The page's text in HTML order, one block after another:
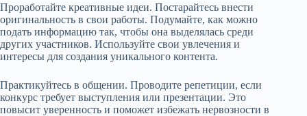
Проработайте креативные идеи. Постарайтесь внести
оригинальность в свои работы. Подумайте, как можно
подать информацию так, чтобы она выделялась среди
других участников. Используйте свои увлечения и
интересы для создания уникального контента.
Практикуйтесь в общении. Проводите репетиции, если
конкурс требует выступления или презентации. Это
повысит уверенность и поможет избежать нервозности в